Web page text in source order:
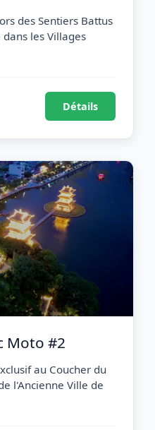
des Sentiers Battus
les Villages
Détails
Moto #2
au Coucher du
l'Ancienne Ville de